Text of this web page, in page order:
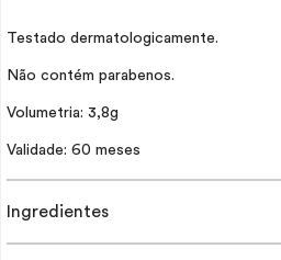
Testado dermatologicamente.
Não contém parabenos.
Volumetria: 3,8g
Validade: 60 meses
Ingredientes